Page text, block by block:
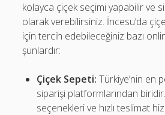
kolayca çiçek seçimi yapabilir ve
olarak verebilirsiniz. İncesu’da
için tercih edebileceğiniz bazı
şunlardır:
Çiçek Sepeti: Türkiye’nin en
siparişi platformlarından
seçenekleri ve hızlı teslimat